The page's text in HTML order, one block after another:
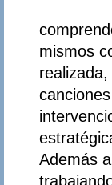
mismos
Además